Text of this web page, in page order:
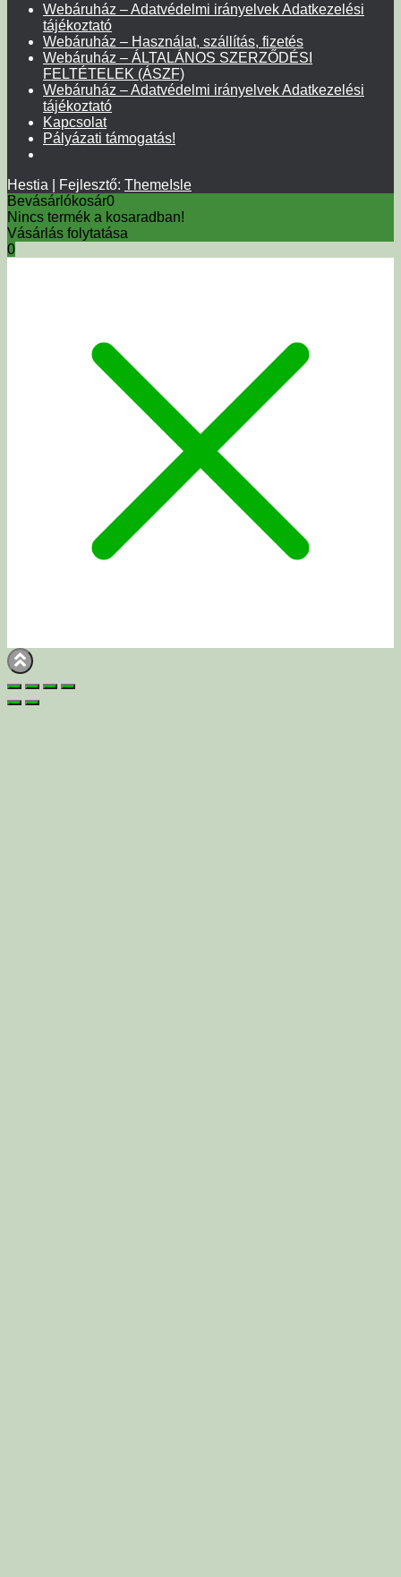
Webáruház – Adatvédelmi irányelvek Adatkezelési
tájékoztató
Webáruház – Használat, szállítás, fizetés
Webáruház – ÁLTALÁNOS SZERZŐDÉSI
FELTÉTELEK (ÁSZF)
Webáruház – Adatvédelmi irányelvek Adatkezelési
tájékoztató
Kapcsolat
Pályázati támogatás!
Hestia | Fejlesztő: ThemeIsle
Bevásárlókosár0
Nincs termék a kosaradban!
Vásárlás folytatása
0